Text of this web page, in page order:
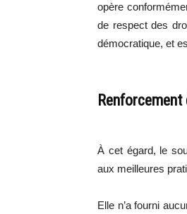
opère
de respect des
démocratique, et
À cet égard, le
aux meilleures
Elle n’a fourni